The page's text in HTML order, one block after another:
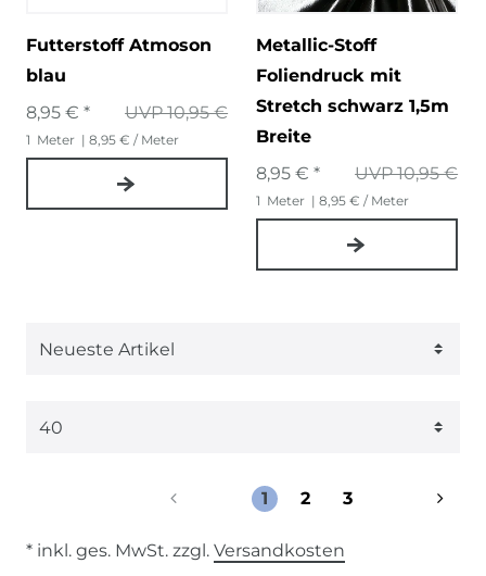
Futterstoff Atmoson
blau
UVP 10,95 €
8,95 € *
1 Meter | 8,95 € / Meter
Metallic-Stoff
Foliendruck mit
Stretch schwarz 1,5m
Breite
UVP 10,95 €
8,95 € *
1 Meter | 8,95 € / Meter
1 2 3
* inkl. ges. MwSt. zzgl. Versandkosten